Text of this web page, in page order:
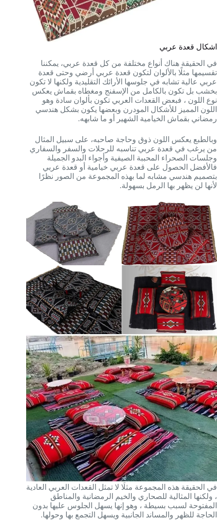
اشكال قعدة عربي
في الحقيقة هناك أنواع مختلفة من كل قعدة عربي، يمكننا
تقسيمها مثلًا بالألوان لتكون قعدة عربي أرضي وحتى قعدة
عربي عالية تشابه في جلوسها الأرائك التقليدية ولكنها لا تكون
بخشب بل تكون بالكامل من الإسفنج ومغطاه بقماش يعكس
نوع اللون ، فبعض القعدات العربي تكون بألوان سادة وهو
اللون المميز للأشكال المودرن وبعضها يكون بشكل هندسي
رمضاني بقماش الخيامية الشهير أو ما شابهه.
وبالطبع يعكس اللون ذوق وحاجة صاحبه، على سبيل المثال
من يرغب في قعدة عربي تناسبه للرحلات والسفر والسفاري
وجلسات الصحراء المحببة الصيفية وأجواء البدو الجميلة
فالأفضل الحصول على قعدة عربي خيامية أو قعدة عربي
بتصميم هندسي مشابه لما بهذه المجموعة من الصور نظرًا
لأنها لن يظهر بها الرمل بسهولة.
في الحقيقة هذه المجموعة مثلًا لا تمثل القعدات العربي العادية
، ولكنها المثالية للصحاري والخيم الرمضانية والمناطق
المفتوحة لسبب بسيطة ، وهو إنها يسهل الجلوس عليها بدون
الحاجة للظهر والمساند الجانبية ويسهل التجمع بها وحولها.